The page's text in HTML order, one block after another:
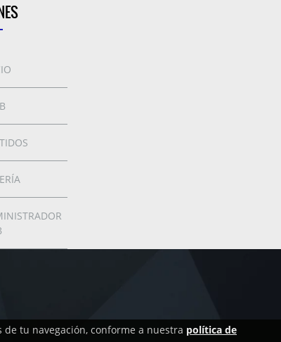
tu navegación, conforme a nuestra política de